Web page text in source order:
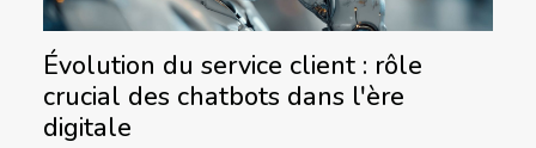
Évolution du service client : rôle
crucial des chatbots dans l'ère
digitale